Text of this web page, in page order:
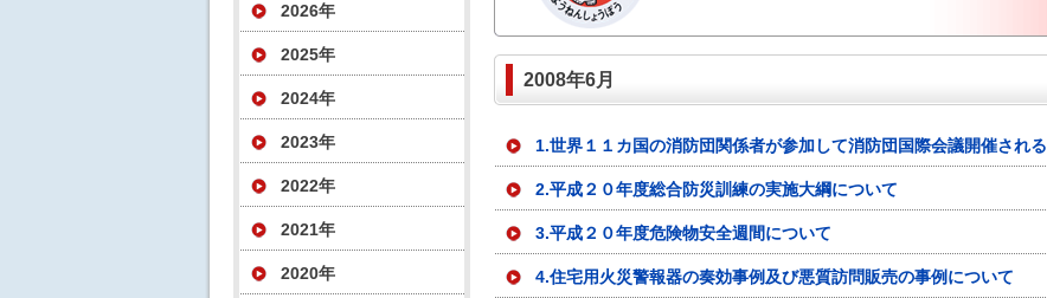
2026年
2025年
2024年
2023年
2022年
2021年
2020年
2008年6月
1.世界１１カ国の消防団関係者が参加して消防団国際会議開催される
2.平成２０年度総合防災訓練の実施大綱について
3.平成２０年度危険物安全週間について
4.住宅用火災警報器の奏効事例及び悪質訪問販売の事例について